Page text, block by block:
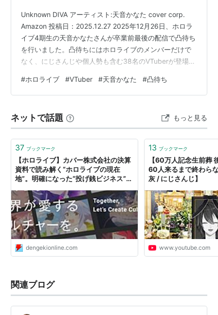
Unknown DIVA アーティスト:天音かなた cover corp.
Amazon 投稿日：2025.12.27 2025年12月26日、ホロラ
イブ4期生の天音かなたさんが卒業前最後の配信で凸待ち
を行いました。凸待ちにはホロライブのメンバーだけで
なく、にじさんじや個人勢も含む38名のVTuberが登場し
「何でこんなに愛されてる人が辞めなきゃいけないん
だ」 「切り抜きできない、全部が見どころ」 「かなたそ
と再確認できた」 「海外勢や箱外からも来てくれて人望
あるなぁ」 「最高の凸待ちだった」…
#ホロライブ #VTuber #天音かなた #凸待ち
ネットで話題 もっと見る
37 ブックマーク
【ホロライブ】カバー株式会社の決算
資料で読み解く“ホロライブの現在
地”。明確になった“投げ銭ビジネス”か
る新たな施策も？
dengekionline.com
13 ブックマーク
【60万人記念生前葬
60人来るまで終わら
灰 / にじさんじ】
www.youtube.com
関連ブログ